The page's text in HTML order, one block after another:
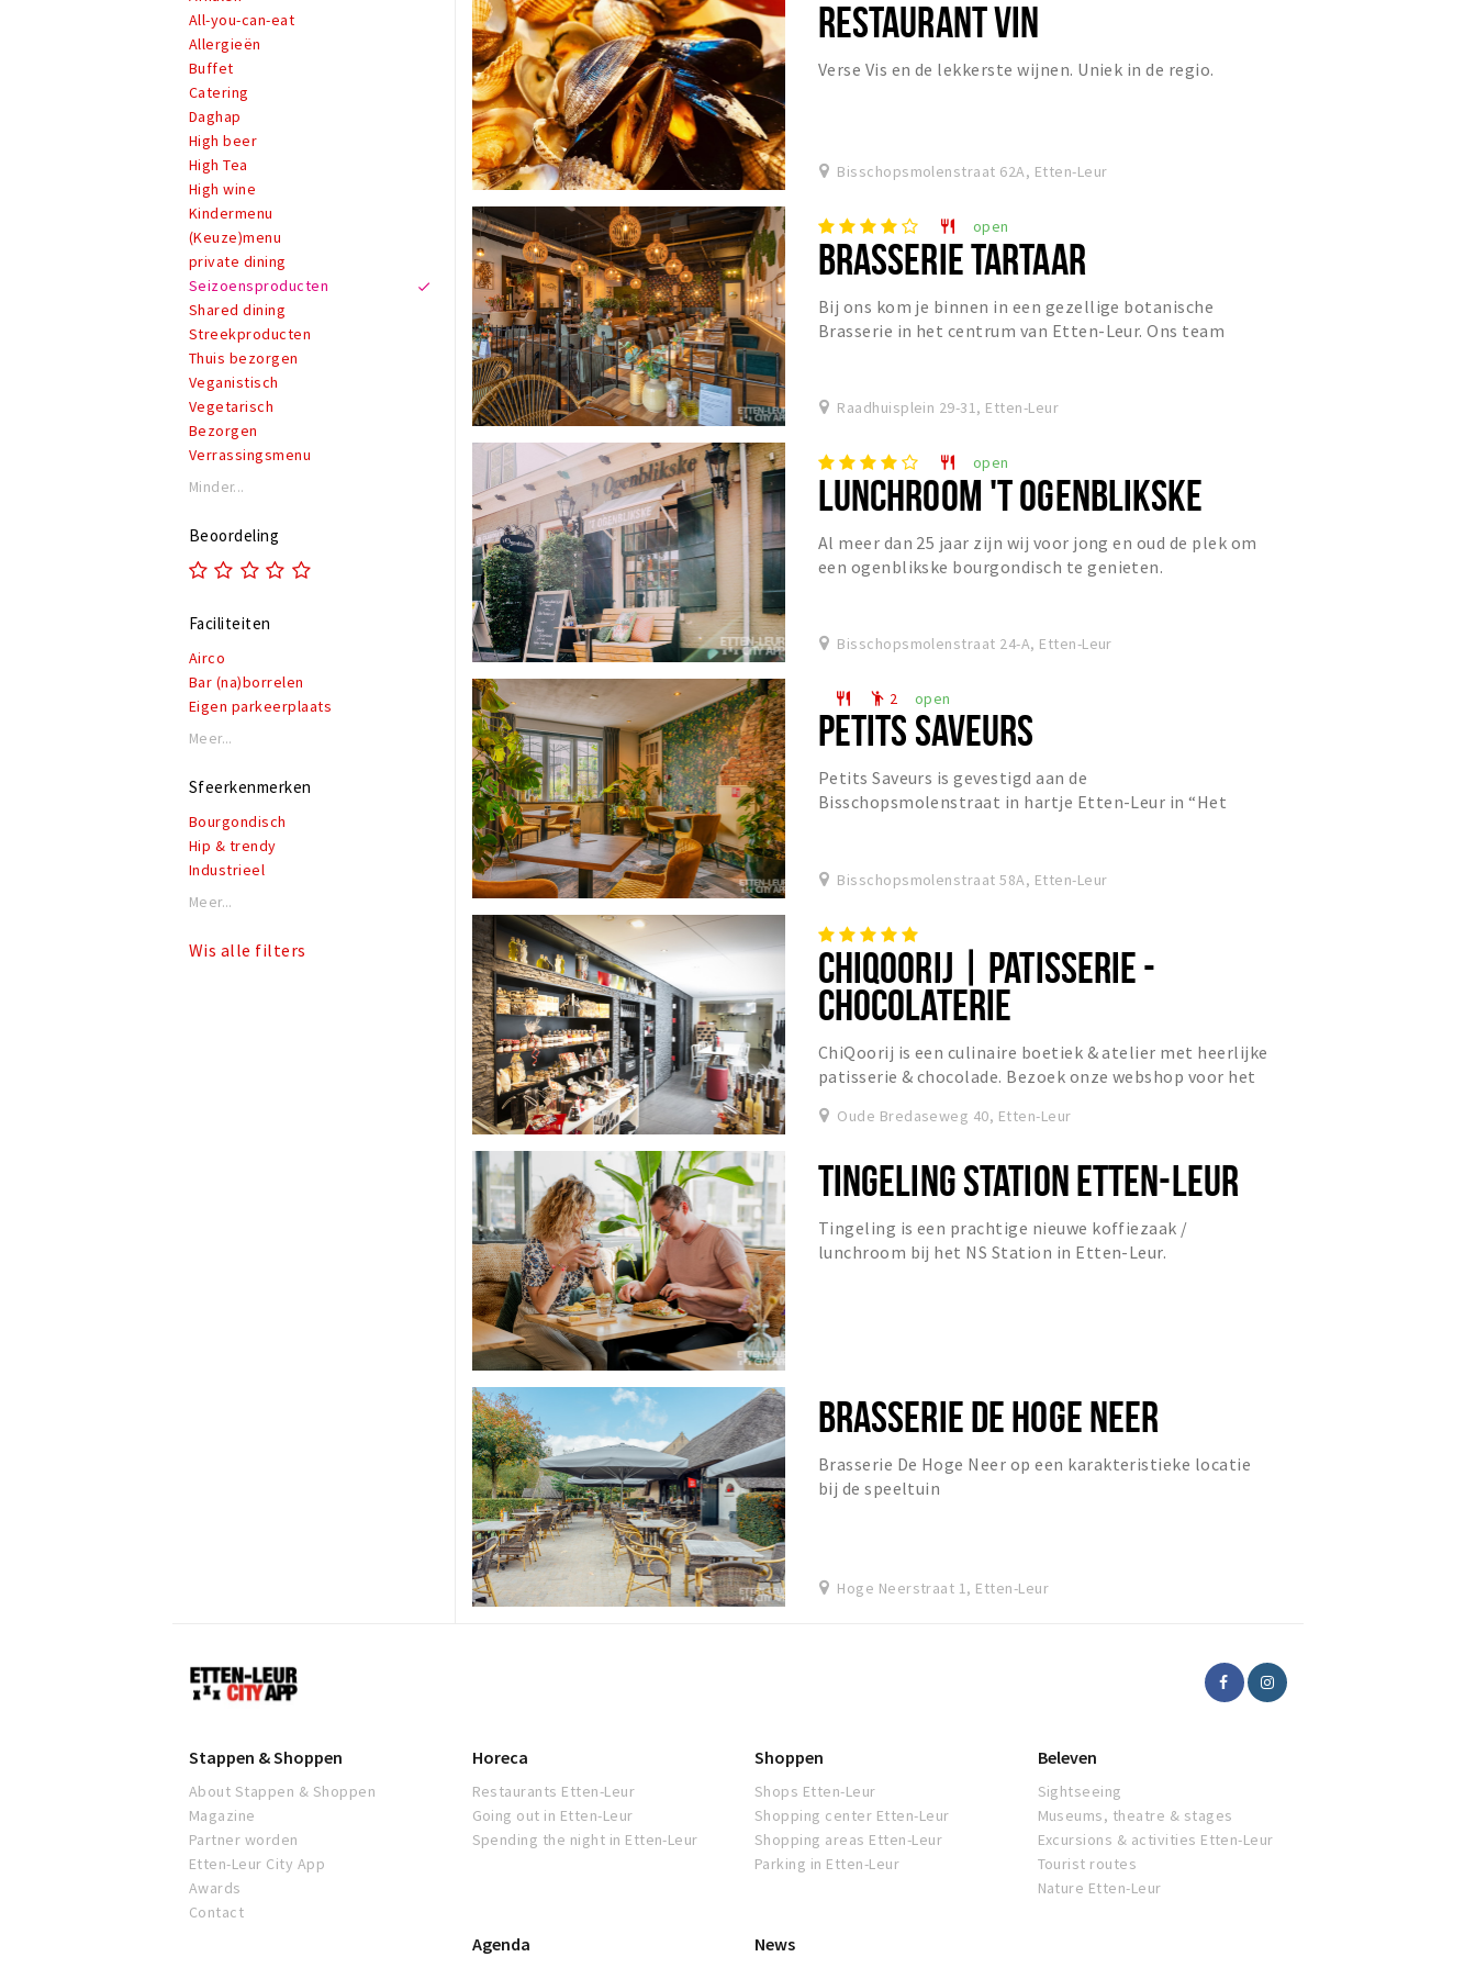
All-you-can-eat
Allergieën
Buffet
Catering
Daghap
High beer
High Tea
High wine
Kindermenu
(Keuze)menu
private dining
Seizoensproducten
Shared dining
Streekproducten
Thuis bezorgen
Veganistisch
Vegetarisch
Bezorgen
Verrassingsmenu
Minder...
Beoordeling
Faciliteiten
Airco
Bar (na)borrelen
Eigen parkeerplaats
Garderobe
Rolstoeltoegankelijk
Kindvriendelijk
Private dining
Rookruimte
Reserveren mogelijk
Te huur voor privé gelegenheden
Meer...
Sfeerkenmerken
Bourgondisch
Hip & trendy
Industrieel
Klassiek
Romantisch
Meer...
Wis alle filters
RESTAURANT VIN
Verse Vis en de lekkerste wijnen. Uniek in de regio.
Bisschopsmolenstraat 62A, Etten-Leur
restaurant open
BRASSERIE TARTAAR
Bij ons kom je binnen in een gezellige botanische
Brasserie in het centrum van Etten-Leur. Ons team
Raadhuisplein 29-31, Etten-Leur
restaurant open
LUNCHROOM 'T OGENBLIKSKE
Al meer dan 25 jaar zijn wij voor jong en oud de plek om
een ogenblikske bourgondisch te genieten.
Bisschopsmolenstraat 24-A, Etten-Leur
restaurant emoji_people 2 open
PETITS SAVEURS
Petits Saveurs is gevestigd aan de
Bisschopsmolenstraat in hartje Etten-Leur in “Het
Bisschopsmolenstraat 58A, Etten-Leur
CHIQOORIJ | PATISSERIE -
CHOCOLATERIE
ChiQoorij is een culinaire boetiek & atelier met heerlijke
patisserie & chocolade. Bezoek onze webshop voor het
Oude Bredaseweg 40, Etten-Leur
TINGELING STATION ETTEN-LEUR
Tingeling is een prachtige nieuwe koffiezaak /
lunchroom bij het NS Station in Etten-Leur.
BRASSERIE DE HOGE NEER
Brasserie De Hoge Neer op een karakteristieke locatie
bij de speeltuin
Hoge Neerstraat 1, Etten-Leur
Etten-
Leur
Stappen & Shoppen
About Stappen & Shoppen
Magazine
Partner worden
Etten-Leur City App
Awards
Contact
Horeca
Restaurants Etten-Leur
Going out in Etten-Leur
Spending the night in Etten-Leur
Shoppen
Shops Etten-Leur
Shopping center Etten-Leur
Shopping areas Etten-Leur
Parking in Etten-Leur
Beleven
Sightseeing
Museums, theatre & stages
Excursions & activities Etten-Leur
Tourist routes
Nature Etten-Leur
Agenda News